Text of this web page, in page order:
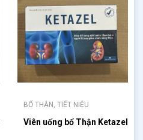
BỔ THẬN, TIẾT NIỆU
Viên uống bổ Thận Ketazel